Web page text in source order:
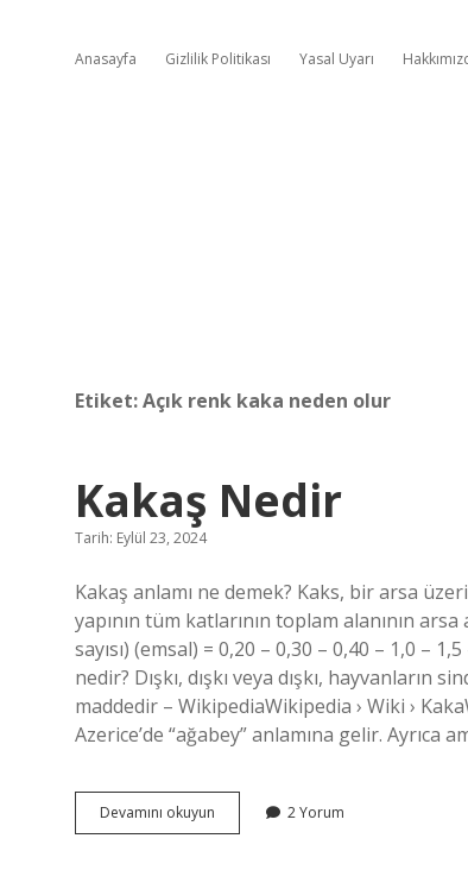
Anasayfa Gizlilik Politikası Yasal Uyarı
Etiket:Açık renk kaka neden olur
Kakaş Nedir
Tarih: Eylül 23, 2024
Kakaş anlamı ne demek? Kaks, bir arsa
yapının tüm katlarının toplam alanının
sayısı) (emsal) = 0,20 – 0,30 – 0,40 – 1,0 –
nedir? Dışkı, dışkı veya dışkı,
maddedir – WikipediaWikipedia › Wiki ›
Azerice’de “ağabey” anlamına gelir. Ayrıca
Devamını okuyun
Nedir
2 Yorum